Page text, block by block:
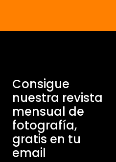
Consigue
nuestra revista
mensual de
fotografía,
gratis en tu
email